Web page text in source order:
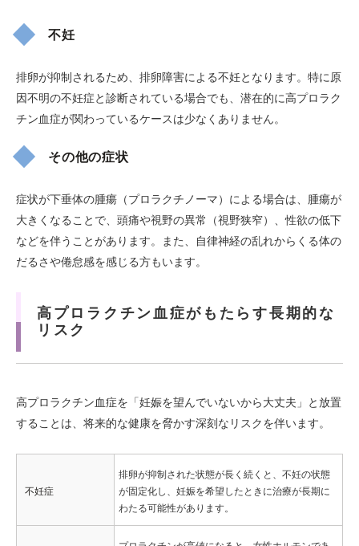
不妊
排卵が抑制されるため、排卵障害による不妊となります。特に原
因不明の不妊症と診断されている場合でも、潜在的に高プロラク
チン血症が関わっているケースは少なくありません。
その他の症状
症状が下垂体の腫瘍（プロラクチノーマ）による場合は、腫瘍が
大きくなることで、頭痛や視野の異常（視野狭窄）、性欲の低下
などを伴うことがあります。また、自律神経の乱れからくる体の
だるさや倦怠感を感じる方もいます。
高プロラクチン血症がもたらす長期的な
リスク
高プロラクチン血症を「妊娠を望んでいないから大丈夫」と放置
することは、将来的な健康を脅かす深刻なリスクを伴います。
不妊症
排卵が抑制された状態が長く続くと、不妊の状態
が固定化し、妊娠を希望したときに治療が長期に
わたる可能性があります。